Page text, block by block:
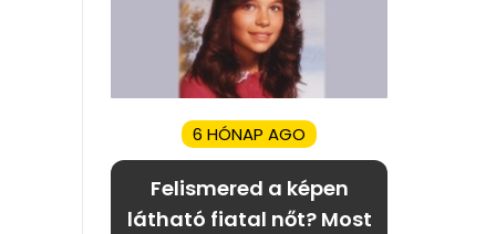
6 HÓNAP AGO
Felismered a képen
látható fiatal nőt? Most